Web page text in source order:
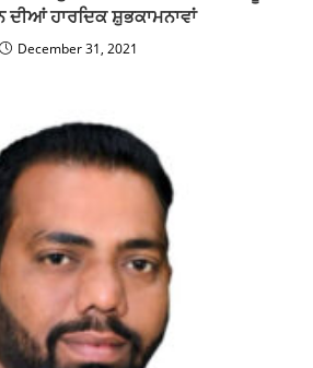
ਦੀਆਂ ਹਾਰਦਿਕ ਸ਼ੁਭਕਾਮਨਾਵਾਂ
December 31, 2021